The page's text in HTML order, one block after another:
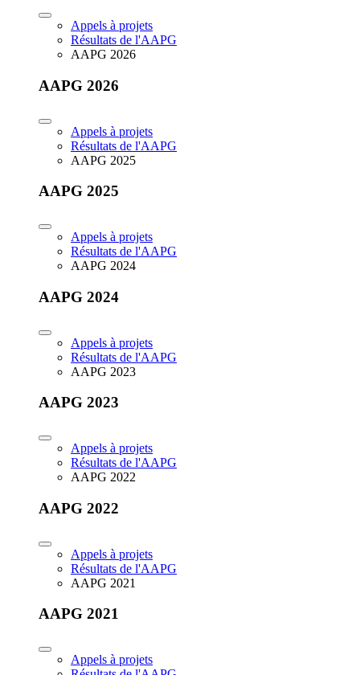
Appels à projets
Résultats de l'AAPG
AAPG 2026
AAPG 2026
Appels à projets
Résultats de l'AAPG
AAPG 2025
AAPG 2025
Appels à projets
Résultats de l'AAPG
AAPG 2024
AAPG 2024
Appels à projets
Résultats de l'AAPG
AAPG 2023
AAPG 2023
Appels à projets
Résultats de l'AAPG
AAPG 2022
AAPG 2022
Appels à projets
Résultats de l'AAPG
AAPG 2021
AAPG 2021
Appels à projets